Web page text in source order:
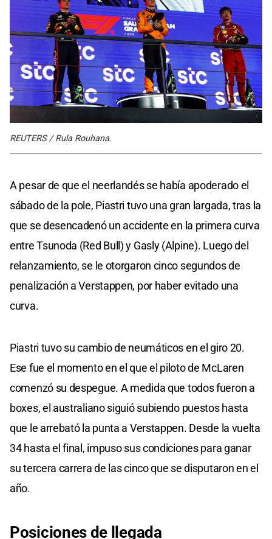
REUTERS / Rula Rouhana.
A pesar de que el neerlandés se había apoderado el
sábado de la pole, Piastri tuvo una gran largada, tras la
que se desencadenó un accidente en la primera curva
entre Tsunoda (Red Bull) y Gasly (Alpine). Luego del
relanzamiento, se le otorgaron cinco segundos de
penalización a Verstappen, por haber evitado una
curva.
Piastri tuvo su cambio de neumáticos en el giro 20.
Ese fue el momento en el que el piloto de McLaren
comenzó su despegue. A medida que todos fueron a
boxes, el australiano siguió subiendo puestos hasta
que le arrebató la punta a Verstappen. Desde la vuelta
34 hasta el final, impuso sus condiciones para ganar
su tercera carrera de las cinco que se disputaron en el
año.
Posiciones de llegada